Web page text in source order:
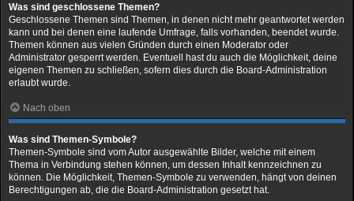
Was sind geschlossene Themen?
Geschlossene Themen sind Themen, in denen nicht mehr geantwortet werden
kann und bei denen eine laufende Umfrage, falls vorhanden, beendet wurde.
Themen können aus vielen Gründen durch einen Moderator oder
Administrator gesperrt werden. Eventuell hast du auch die Möglichkeit, deine
eigenen Themen zu schließen, sofern dies durch die Board-Administration
erlaubt wurde.
Nach oben
Was sind Themen-Symbole?
Themen-Symbole sind vom Autor ausgewählte Bilder, welche mit einem
Thema in Verbindung stehen können, um dessen Inhalt kennzeichnen zu
können. Die Möglichkeit, Themen-Symbole zu verwenden, hängt von deinen
Berechtigungen ab, die die Board-Administration gesetzt hat.